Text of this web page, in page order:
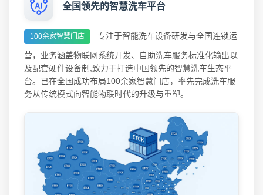
全国领先的智慧洗车平台
100余家智慧门店 专注于智能洗车设备研发与全国连锁运
营，业务涵盖物联网系统开发、自助洗车服务标准化输出以
及配套硬件设备制,致力于打造中国领先的智慧洗车生态平
台。已在全国成功布局100余家智慧门店，率先完成洗车服
务从传统模式向智能物联时代的升级与重塑。